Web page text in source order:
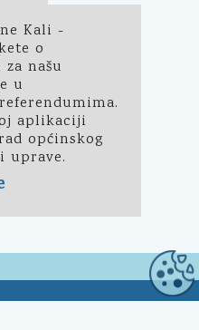
Kali -
o
našu
u
aplikaciji
općinskog
uprave.